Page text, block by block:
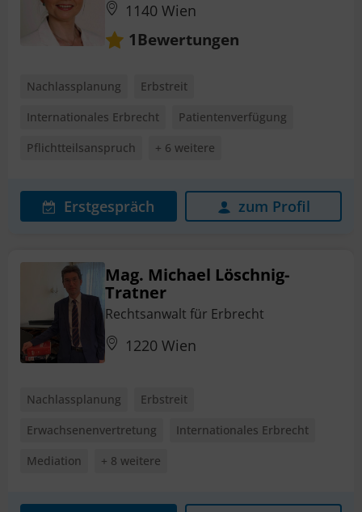
1140 Wien
1Bewertungen
Nachlassplanung
Erbstreit
Internationales Erbrecht
Patientenverfügung
Pflichtteilsanspruch
+ 6 weitere
Erstgespräch zum Profil
Mag. Michael Löschnig-
Tratner
Rechtsanwalt für Erbrecht
1220 Wien
Nachlassplanung
Erbstreit
Erwachsenenvertretung
Internationales Erbrecht
Mediation
+ 8 weitere